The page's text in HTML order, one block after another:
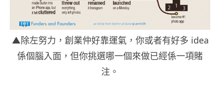
▲除左努力，創業仲好靠運氣，你或者有好多 idea
係個腦入面，但你挑選哪一個來做已經係一項賭
注。